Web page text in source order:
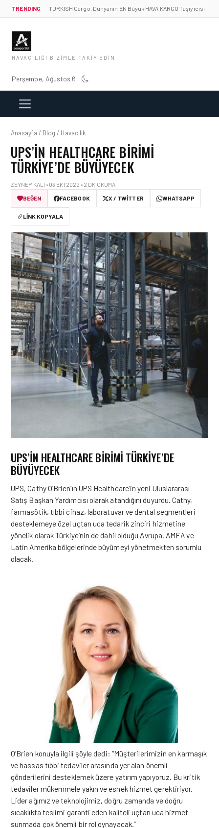
TRENDING TURKISH Cargo, Dünyanın EN Büyük HAVA KARGO Taşıyıcısı
HAVACILIĞI BIZIMLE TAKIP EDIN
Perşembe, Ağustos 6
Anasayfa / Blog / Havacılık
UPS’IN HEALTHCARE BIRIMI
TÜRKIYE’DE BÜYÜYECEK
ZEYNEP KALI • 03 EKI 2022 • 2 DK OKUMA
BEĞEN
FACEBOOK X / TWITTER WHATSAPP
LINK KOPYALA
UPS’IN HEALTHCARE BIRIMI TÜRKIYE’DE
BÜYÜYECEK
UPS, Cathy O’Brien’ın UPS Healthcare’in yeni Uluslararası
Satış Başkan Yardımcısı olarak atandığını duyurdu. Cathy,
farmasötik, tıbbi cihaz, laboratuvar ve dental segmentleri
desteklemeye özel uçtan uca tedarik zinciri hizmetine
yönelik olarak Türkiye’nin de dahil olduğu Avrupa, AMEA ve
Latin Amerika bölgelerinde büyümeyi yönetmekten sorumlu
olacak.
O’Brien konuyla ilgili şöyle dedi: “Müşterilerimizin en karmaşık
ve hassas tıbbi tedaviler arasında yer alan önemli
gönderilerini desteklemek üzere yatırım yapıyoruz. Bu kritik
tedaviler mükemmele yakın ve esnek hizmet gerektiriyor.
Lider ağımız ve teknolojimiz, doğru zamanda ve doğru
sıcaklıkta teslimi garanti eden kaliteli uçtan uca hizmet
sunmada çok önemli bir rol oynayacak.”